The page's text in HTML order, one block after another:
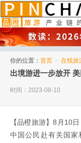
你的位置： 首页 > 在线旅
出境游进一步放开
时间：2023-08-10
【品橙旅游】8月10
中国公民赴有关国家